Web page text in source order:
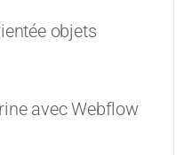
objets
avec Webflow